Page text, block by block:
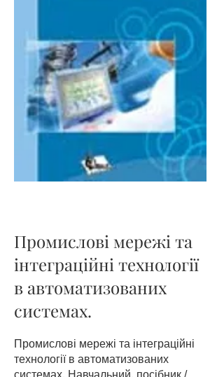
Промислові мережі та
інтеграційні технології
в автоматизованих
системах.
Промислові мережі та інтеграційні
технології в автоматизованих
системах. Навчальний. посібник /